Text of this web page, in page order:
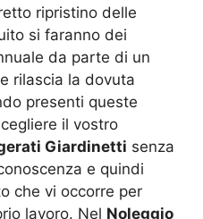
ripristino delle
si faranno dei
da parte di un
rilascia la dovuta
presenti queste
il vostro
Giardinetti senza
e quindi
che vi occorre per
lavoro. Nel Noleggio